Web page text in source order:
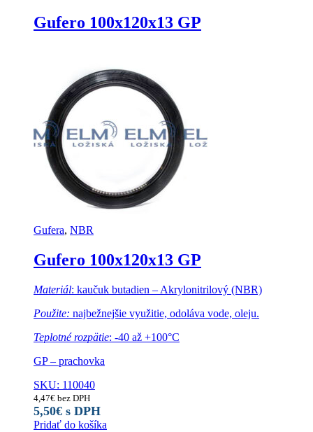
Gufero 100x120x13 GP
Gufera, NBR
Gufero 100x120x13 GP
Materiál: kaučuk butadien – Akrylonitrilový (NBR)
Použite: najbežnejšie využitie, odoláva vode, oleju.
Teplotné rozpätie: -40 až +100°C
GP – prachovka
SKU: 110040
4,47€ bez DPH
5,50€ s DPH
Pridať do košíka